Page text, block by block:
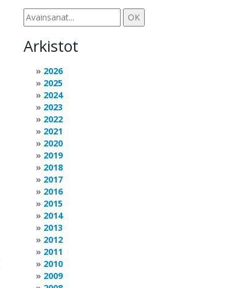
Arkistot
2026
2025
2024
2023
2022
2021
2020
2019
2018
2017
2016
2015
2014
2013
2012
2011
2010
2009